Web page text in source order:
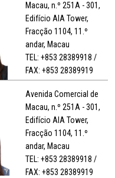
Macau, n.º 251A - 301,
Edifício AIA Tower,
Fracção 1104, 11.º
andar, Macau
TEL: +853 28389918 /
FAX: +853 28389919
Avenida Comercial de
Macau, n.º 251A - 301,
Edifício AIA Tower,
Fracção 1104, 11.º
andar, Macau
TEL: +853 28389918 /
FAX: +853 28389919